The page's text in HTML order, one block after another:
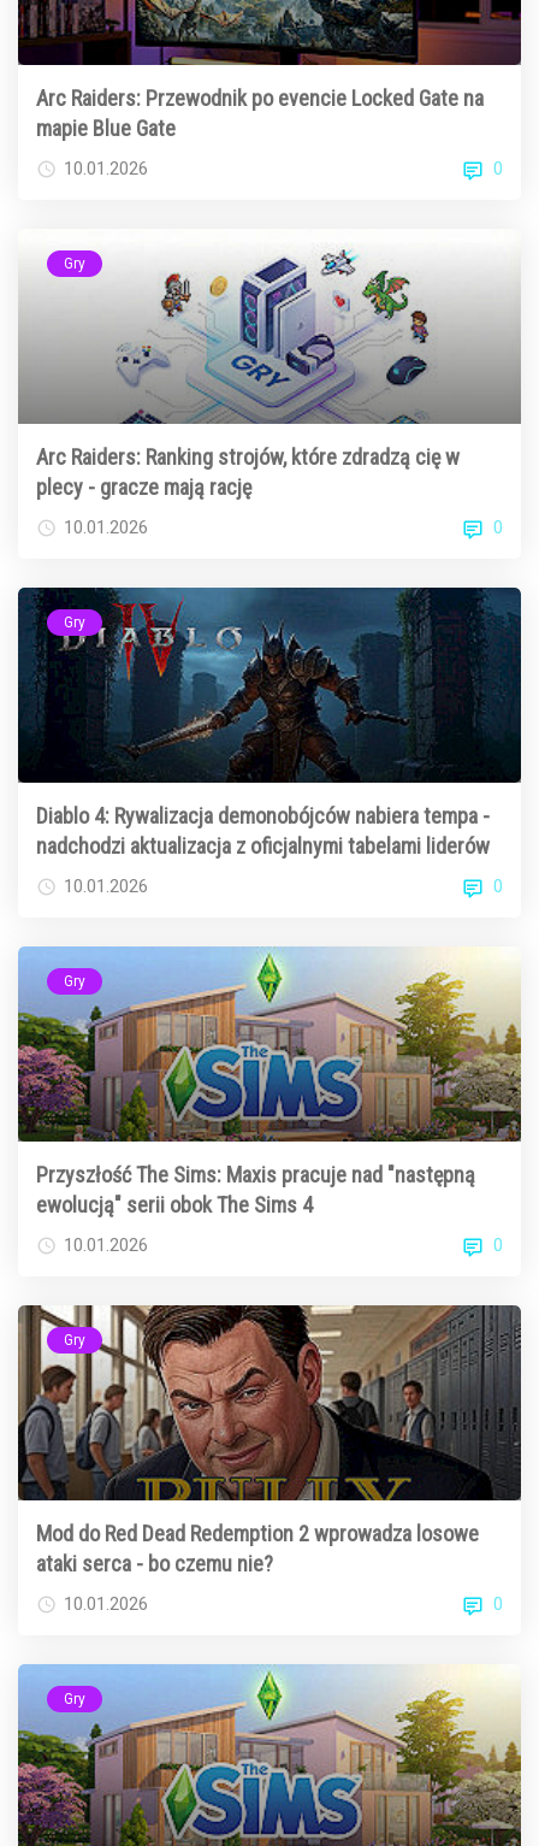
Arc Raiders: Przewodnik po evencie Locked Gate na
mapie Blue Gate
10.01.2026 0
Gry
Arc Raiders: Ranking strojów, które zdradzą cię w
plecy - gracze mają rację
10.01.2026 0
Gry
Diablo 4: Rywalizacja demonobójców nabiera tempa -
nadchodzi aktualizacja z oficjalnymi tabelami liderów
10.01.2026 0
Gry
Przyszłość The Sims: Maxis pracuje nad "następną
ewolucją" serii obok The Sims 4
10.01.2026 0
Gry
Mod do Red Dead Redemption 2 wprowadza losowe
ataki serca - bo czemu nie?
10.01.2026 0
Gry